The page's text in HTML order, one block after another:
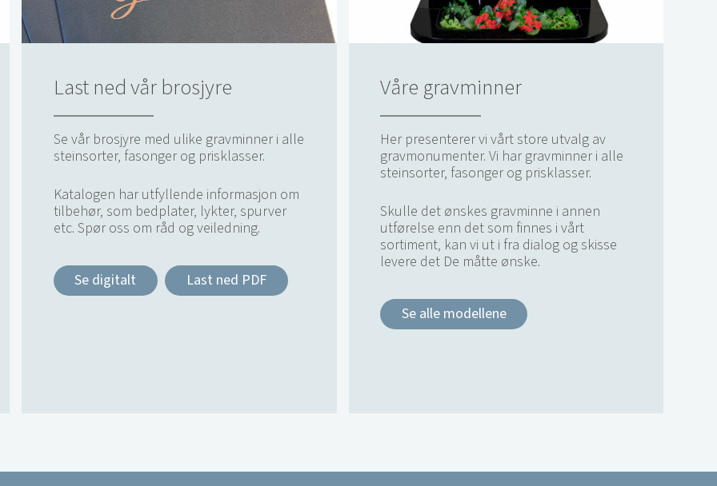
Last ned vår brosjyre
Se vår brosjyre med ulike gravminner i alle
steinsorter, fasonger og prisklasser.
Katalogen har utfyllende informasjon om
tilbehør, som bedplater, lykter, spurver
etc. Spør oss om råd og veiledning.
Se digitalt Last ned PDF
Våre gravminner
Her presenterer vi vårt store utvalg av
gravmonumenter. Vi har gravminner i alle
steinsorter, fasonger og prisklasser.
Skulle det ønskes gravminne i annen
utførelse enn det som finnes i vårt
sortiment, kan vi ut i fra dialog og skisse
levere det De måtte ønske.
Se alle modellene